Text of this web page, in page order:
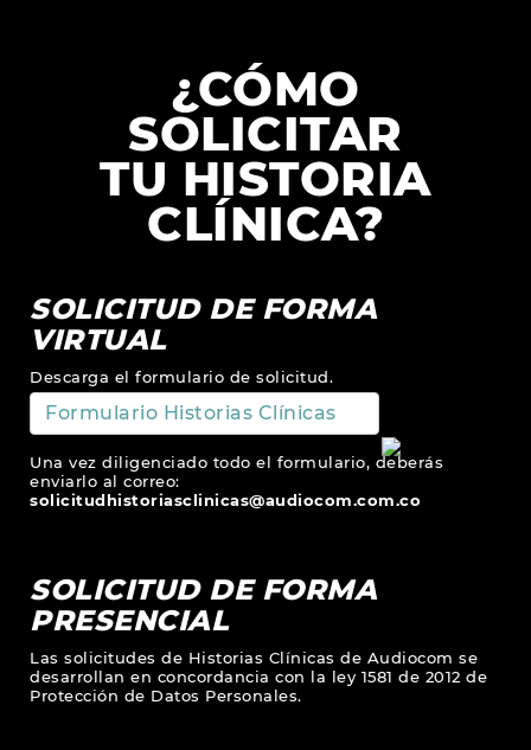
¿CÓMO
SOLICITAR
TU HISTORIA
CLÍNICA?
SOLICITUD DE FORMA
VIRTUAL
Descarga el formulario de solicitud.
Formulario Historias Clínicas
Una vez diligenciado todo el formulario, deberás
enviarlo al correo:
solicitudhistoriasclinicas@audiocom.com.co
SOLICITUD DE FORMA
PRESENCIAL
Las solicitudes de Historias Clínicas de Audiocom se
desarrollan en concordancia con la ley 1581 de 2012 de
Protección de Datos Personales.